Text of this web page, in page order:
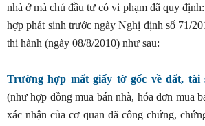
nhà ở mà chủ đầu tư có vi phạm đã quy
hợp phát sinh trước ngày Nghị định số 71/
thi hành (ngày 08/8/2010) như sau:
Trường hợp mất giấy tờ gốc về đất, tài
(như hợp đồng mua bán nhà, hóa đơn mua
xác nhận của cơ quan đã công chứng,